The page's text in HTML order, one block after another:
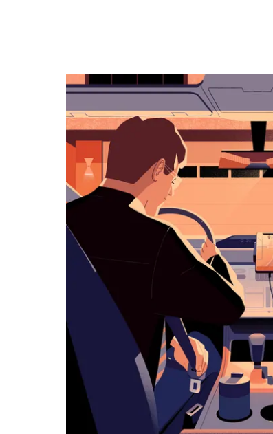
可
浏
览
日
历
择
期。
按
关
闭
日
历。